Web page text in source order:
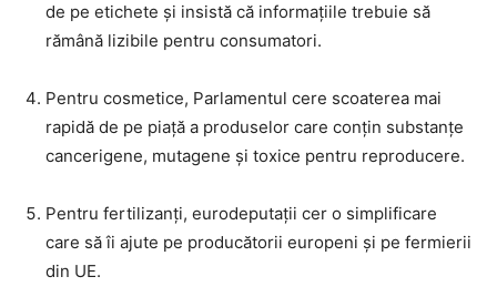
de pe etichete și insistă că informațiile trebuie să
rămână lizibile pentru consumatori.
Pentru cosmetice, Parlamentul cere scoaterea mai
rapidă de pe piață a produselor care conțin substanțe
cancerigene, mutagene și toxice pentru reproducere.
Pentru fertilizanți, eurodeputații cer o simplificare
care să îi ajute pe producătorii europeni și pe fermierii
din UE.